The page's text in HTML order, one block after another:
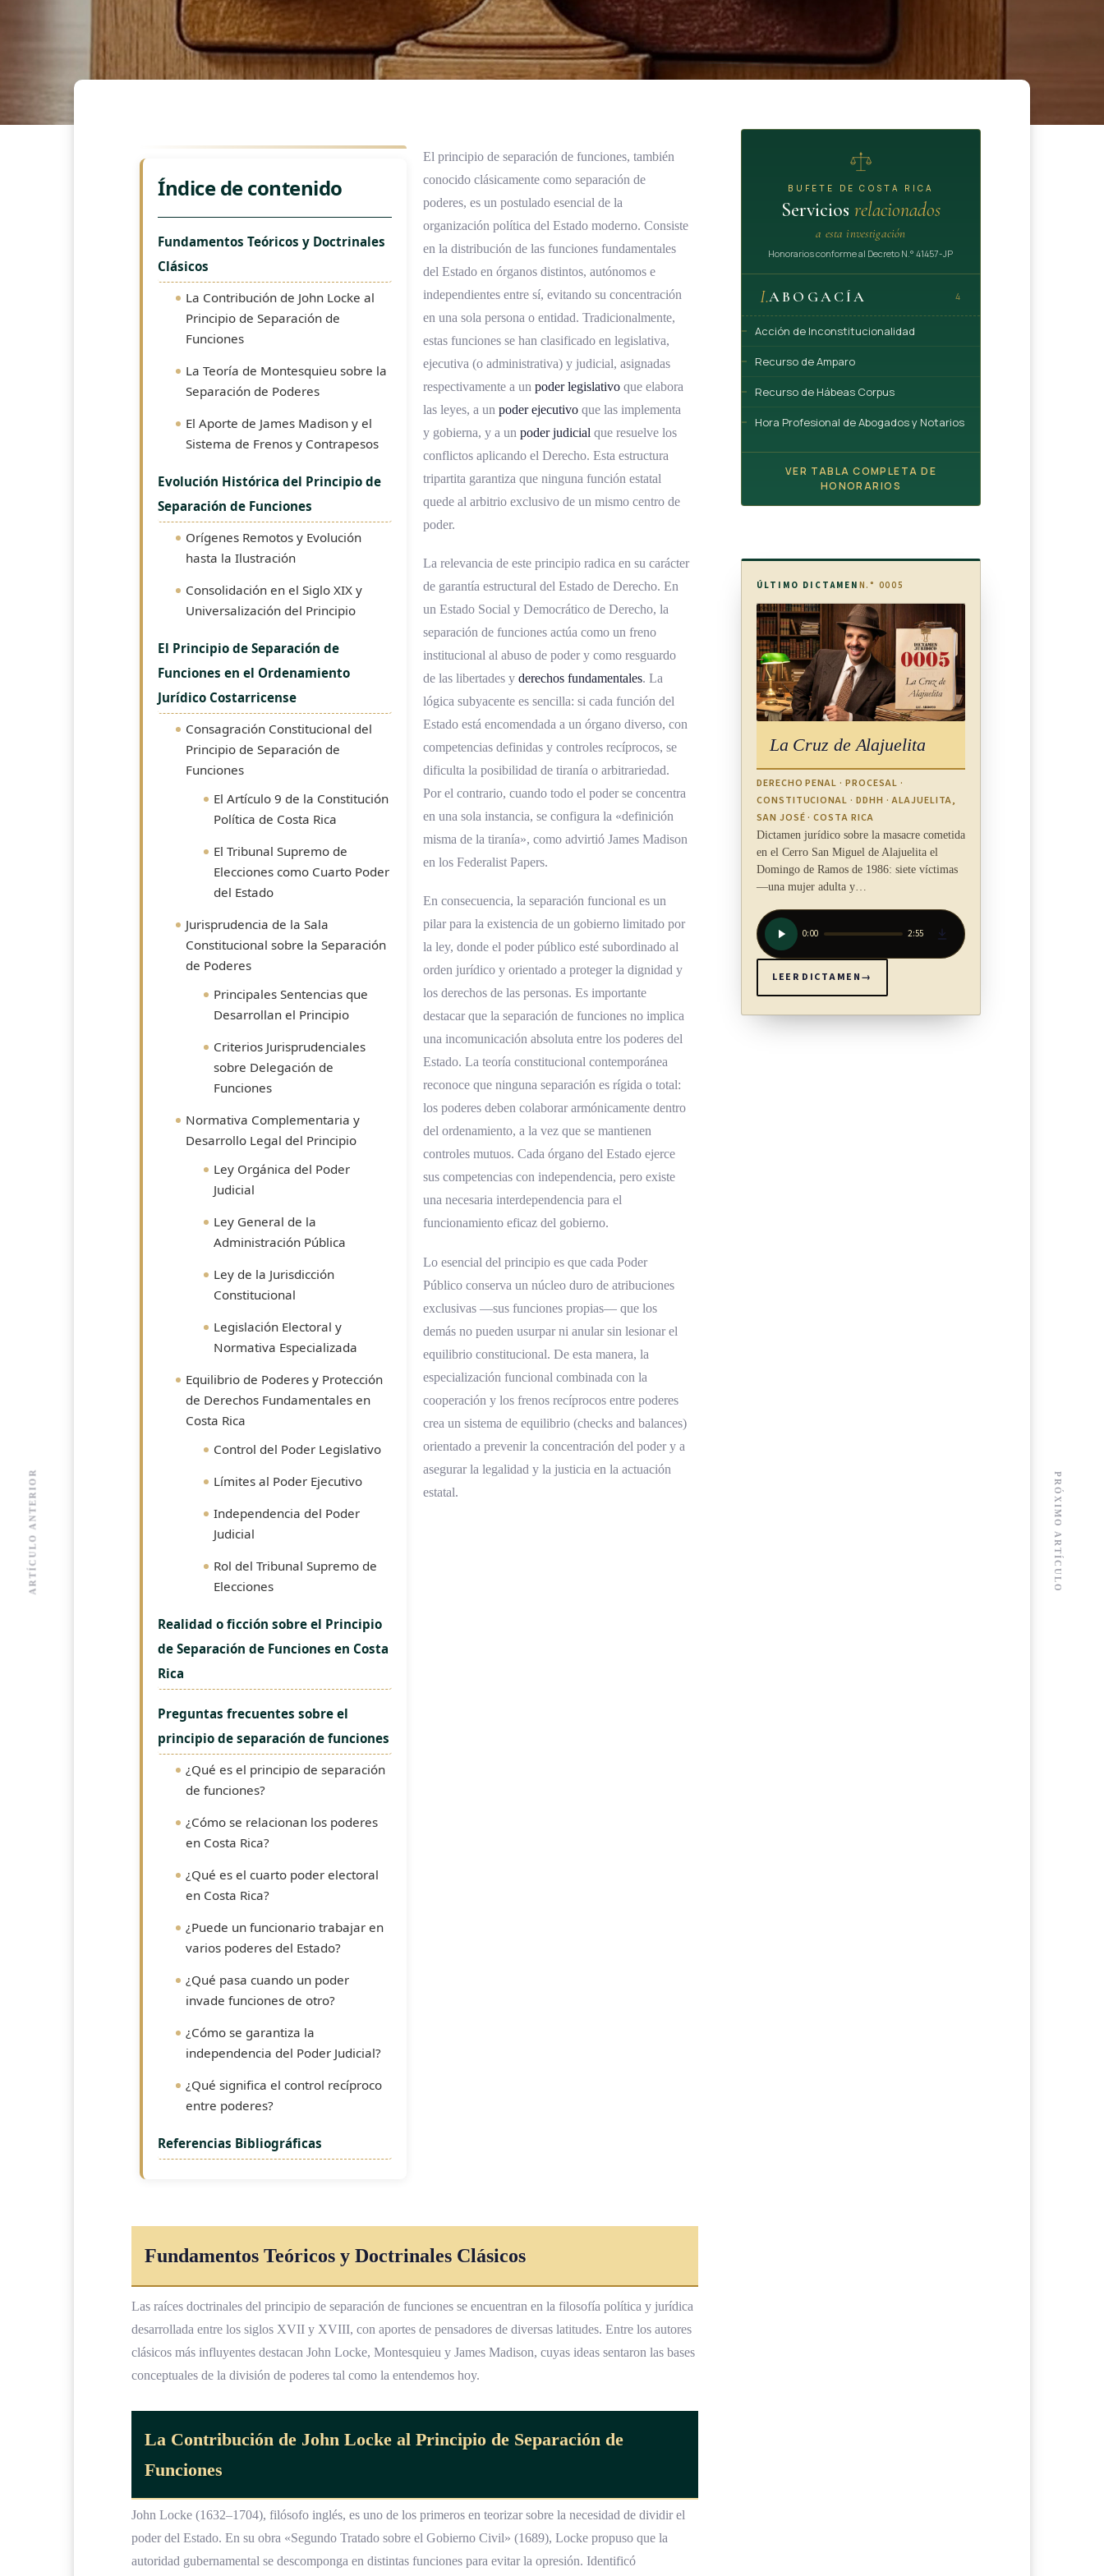
Índice de contenido
Fundamentos Teóricos y Doctrinales
Clásicos
La Contribución de John Locke al
Principio de Separación de
Funciones
La Teoría de Montesquieu sobre la
Separación de Poderes
El Aporte de James Madison y el
Sistema de Frenos y Contrapesos
Evolución Histórica del Principio de
Separación de Funciones
Orígenes Remotos y Evolución
hasta la Ilustración
Consolidación en el Siglo XIX y
Universalización del Principio
El Principio de Separación de
Funciones en el Ordenamiento
Jurídico Costarricense
Consagración Constitucional del
Principio de Separación de
Funciones
El Artículo 9 de la Constitución
Política de Costa Rica
El Tribunal Supremo de
Elecciones como Cuarto Poder
del Estado
Jurisprudencia de la Sala
Constitucional sobre la Separación
de Poderes
Principales Sentencias que
Desarrollan el Principio
Criterios Jurisprudenciales
sobre Delegación de
Funciones
Normativa Complementaria y
Desarrollo Legal del Principio
Ley Orgánica del Poder
Judicial
Ley General de la
Administración Pública
Ley de la Jurisdicción
Constitucional
Legislación Electoral y
Normativa Especializada
Equilibrio de Poderes y Protección
de Derechos Fundamentales en
Costa Rica
Control del Poder Legislativo
Límites al Poder Ejecutivo
Independencia del Poder
Judicial
Rol del Tribunal Supremo de
Elecciones
Realidad o ficción sobre el Principio
de Separación de Funciones en Costa
Rica
Preguntas frecuentes sobre el
principio de separación de funciones
¿Qué es el principio de separación
de funciones?
¿Cómo se relacionan los poderes
en Costa Rica?
¿Qué es el cuarto poder electoral
en Costa Rica?
¿Puede un funcionario trabajar en
varios poderes del Estado?
¿Qué pasa cuando un poder
invade funciones de otro?
¿Cómo se garantiza la
independencia del Poder Judicial?
¿Qué significa el control recíproco
entre poderes?
Referencias Bibliográficas
El principio de separación de funciones, también
conocido clásicamente como separación de
poderes, es un postulado esencial de la
organización política del Estado moderno. Consiste
en la distribución de las funciones fundamentales
del Estado en órganos distintos, autónomos e
independientes entre sí, evitando su concentración
en una sola persona o entidad. Tradicionalmente,
estas funciones se han clasificado en legislativa,
ejecutiva (o administrativa) y judicial, asignadas
respectivamente a un poder legislativoque elabora
las leyes, a un poder ejecutivoque las implementa
y gobierna, y a un poder judicial que resuelve los
conflictos aplicando el Derecho. Esta estructura
tripartita garantiza que ninguna función estatal
quede al arbitrio exclusivo de un mismo centro de
poder.
La relevancia de este principio radica en su carácter
de garantía estructural del Estado de Derecho. En
un Estado Social y Democrático de Derecho, la
separación de funciones actúa como un freno
institucional al abuso de poder y como resguardo
de las libertades y derechos fundamentales. La
lógica subyacente es sencilla: si cada función del
Estado está encomendada a un órgano diverso, con
competencias definidas y controles recíprocos, se
dificulta la posibilidad de tiranía o arbitrariedad.
Por el contrario, cuando todo el poder se concentra
en una sola instancia, se configura la «definición
misma de la tiranía», como advirtió James Madison
en los Federalist Papers.
En consecuencia, la separación funcional es un
pilar para la existencia de un gobierno limitado por
la ley, donde el poder público esté subordinado al
orden jurídico y orientado a proteger la dignidad y
los derechos de las personas. Es importante
destacar que la separación de funciones no implica
una incomunicación absoluta entre los poderes del
Estado. La teoría constitucional contemporánea
reconoce que ninguna separación es rígida o total:
los poderes deben colaborar armónicamente dentro
del ordenamiento, a la vez que se mantienen
controles mutuos. Cada órgano del Estado ejerce
sus competencias con independencia, pero existe
una necesaria interdependencia para el
funcionamiento eficaz del gobierno.
Lo esencial del principio es que cada Poder
Público conserva un núcleo duro de atribuciones
exclusivas —sus funciones propias— que los
demás no pueden usurpar ni anular sin lesionar el
equilibrio constitucional. De esta manera, la
especialización funcional combinada con la
cooperación y los frenos recíprocos entre poderes
crea un sistema de equilibrio (checks and balances)
orientado a prevenir la concentración del poder y a
asegurar la legalidad y la justicia en la actuación
estatal.
Fundamentos Teóricos y Doctrinales Clásicos
Las raíces doctrinales del principio de separación de funciones se encuentran en la filosofía política y jurídica
desarrollada entre los siglos XVII y XVIII, con aportes de pensadores de diversas latitudes. Entre los autores
clásicos más influyentes destacan John Locke, Montesquieu y James Madison, cuyas ideas sentaron las bases
conceptuales de la división de poderes tal como la entendemos hoy.
La Contribución de John Locke al Principio de Separación de
Funciones
John Locke (1632–1704), filósofo inglés, es uno de los primeros en teorizar sobre la necesidad de dividir el
poder del Estado. En su obra «Segundo Tratado sobre el Gobierno Civil» (1689), Locke propuso que la
autoridad gubernamental se descomponga en distintas funciones para evitar la opresión. Identificó
ARTÍCULO ANTERIOR PRÓXIMO ARTÍCULO
BUFETE DE COSTA RICA
Servicios relacionados
a esta investigación
Honorarios conforme al Decreto N.° 41457-JP
I.ABOGACÍA 4
Acción de Inconstitucionalidad
Recurso de Amparo
Recurso de Hábeas Corpus
Hora Profesional de Abogados y Notarios
VER TABLA COMPLETA DE
HONORARIOS
ÚLTIMO DICTAMEN N.° 0005
La Cruz de Alajuelita
DERECHO PENAL · PROCESAL ·
CONSTITUCIONAL · DDHH · ALAJUELITA,
SAN JOSÉ · COSTA RICA
Dictamen jurídico sobre la masacre cometida
en el Cerro San Miguel de Alajuelita el
Domingo de Ramos de 1986: siete víctimas
—una mujer adulta y…
0:00 2:55
LEER DICTAMEN→